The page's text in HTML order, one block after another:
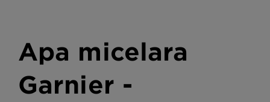
Apa micelara
Garnier -